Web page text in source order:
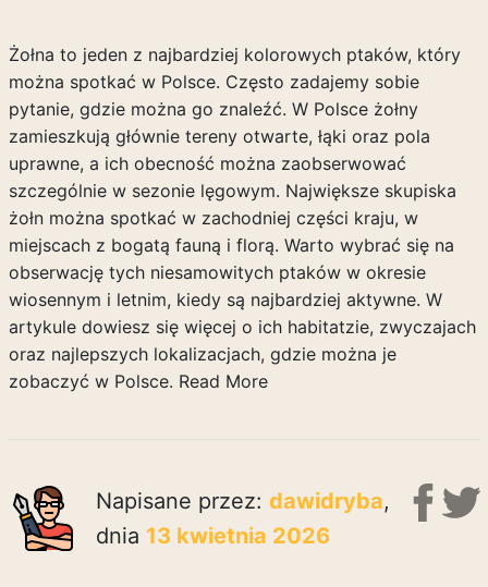
Żołna to jeden z najbardziej kolorowych ptaków, który
można spotkać w Polsce. Często zadajemy sobie
pytanie, gdzie można go znaleźć. W Polsce żołny
zamieszkują głównie tereny otwarte, łąki oraz pola
uprawne, a ich obecność można zaobserwować
szczególnie w sezonie lęgowym. Największe skupiska
żołn można spotkać w zachodniej części kraju, w
miejscach z bogatą fauną i florą. Warto wybrać się na
obserwację tych niesamowitych ptaków w okresie
wiosennym i letnim, kiedy są najbardziej aktywne. W
artykule dowiesz się więcej o ich habitatzie, zwyczajach
oraz najlepszych lokalizacjach, gdzie można je
zobaczyć w Polsce. Read More
Napisane przez: dawidryba,
dnia 13 kwietnia 2026